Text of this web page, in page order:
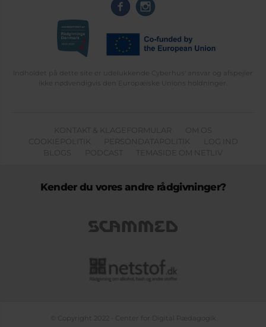
Indholdet på dette site er udelukkende Cyberhus' ansvar og afspejler
ikke nødvendigvis den Europæiske Unions holdninger.
KONTAKT & KLAGEFORMULAR
OM OS
COOKIEPOLITIK
PERSONDATAPOLITIK
LOG IND
BLOGS
PODCAST TEMASIDE OM NETLIV
Kender du vores andre rådgivninger?
© Copyright 2022 - Center for Digital Pædagogik